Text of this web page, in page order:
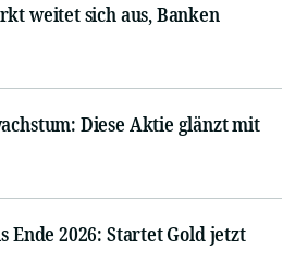
weitet sich aus, Banken
Diese Aktie glänzt mit
Ende 2026: Startet Gold jetzt